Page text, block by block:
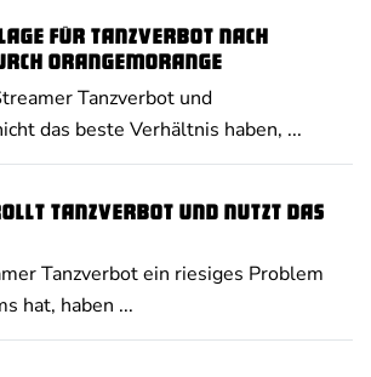
für Tanzverbot nach
Orangemorange
Tanzverbot und
das beste Verhältnis haben, ...
Tanzverbot und nutzt das
Tanzverbot ein riesiges Problem
hat, haben ...